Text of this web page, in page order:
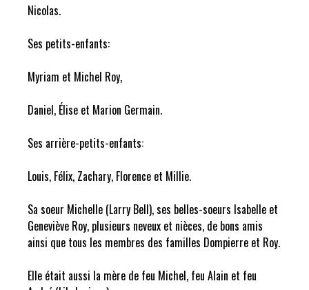
Nicolas.
Ses petits-enfants:
Myriam et Michel Roy,
Daniel, Élise et Marion Germain.
Ses arrière-petits-enfants:
Louis, Félix, Zachary, Florence et Millie.
Sa soeur Michelle (Larry Bell), ses belles-soeurs Isabelle et
Geneviève Roy, plusieurs neveux et nièces, de bons amis
ainsi que tous les membres des familles Dompierre et Roy.
Elle était aussi la mère de feu Michel, feu Alain et feu